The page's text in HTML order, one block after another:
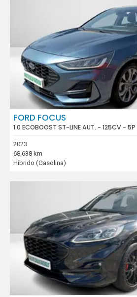
FORD FOCUS
1.0 ECOBOOST ST-LINE AUT. - 125CV - 5P
2023
68.638 km
Híbrido (Gasolina)